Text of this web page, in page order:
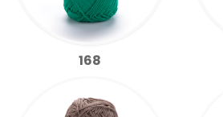
168